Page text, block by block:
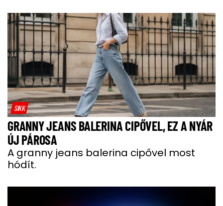
SIKK
GRANNY JEANS BALERINA CIPŐVEL, EZ A NYÁR
ÚJ PÁROSA
A granny jeans balerina cipővel most
hódít.